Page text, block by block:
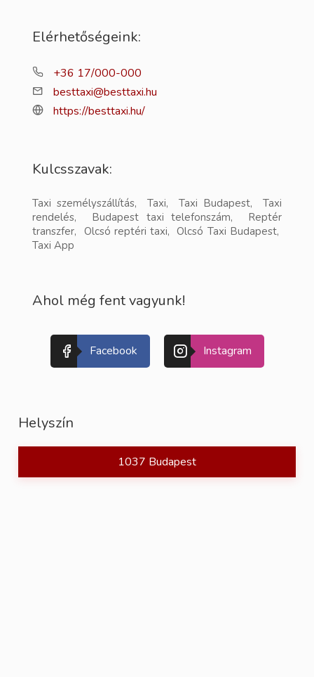
Elérhetőségeink:
+36 17/000-000
besttaxi@besttaxi.hu
https://besttaxi.hu/
Kulcsszavak:
Taxi személyszállítás, Taxi, Taxi Budapest, Taxi
rendelés, Budapest taxi telefonszám, Reptér
transzfer, Olcsó reptéri taxi, Olcsó Taxi Budapest,
Taxi App
Ahol még fent vagyunk!
Facebook Instagram
Helyszín
1037 Budapest